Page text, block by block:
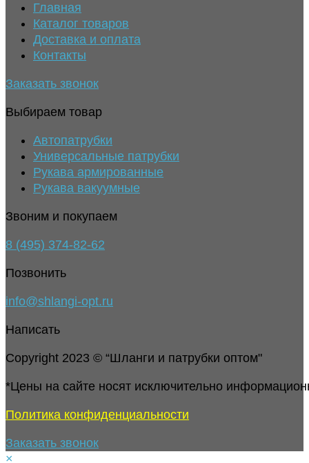
Главная
Каталог товаров
Доставка и оплата
Контакты
Заказать звонок
Выбираем товар
Автопатрубки
Универсальные патрубки
Рукава армированные
Рукава вакуумные
Звоним и покупаем
8 (495) 374-82-62
Позвонить
info@shlangi-opt.ru
Написать
Copyright 2023 © “Шланги и патрубки оптом"
*Цены на сайте носят исключительно
Политика конфиденциальности
Заказать звонок
×